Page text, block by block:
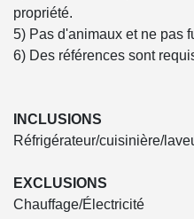
propriété.
5) Pas d'animaux et ne pas
6) Des références sont
INCLUSIONS
Réfrigérateur/cuisinière/
EXCLUSIONS
Chauffage/Électricité